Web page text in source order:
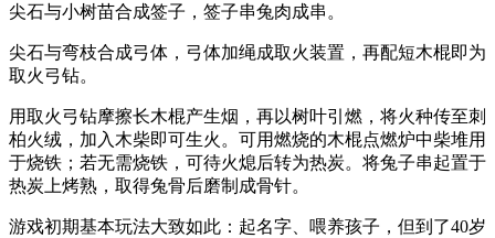
尖石与小树苗合成签子，签子串兔肉成串。
尖石与弯枝合成弓体，弓体加绳成取火装置，再配短木棍即为
取火弓钻。
用取火弓钻摩擦长木棍产生烟，再以树叶引燃，将火种传至刺
柏火绒，加入木柴即可生火。可用燃烧的木棍点燃炉中柴堆用
于烧铁；若无需烧铁，可待火熄后转为热炭。将兔子串起置于
热炭上烤熟，取得兔骨后磨制成骨针。
游戏初期基本玩法大致如此：起名字、喂养孩子，但到了40岁